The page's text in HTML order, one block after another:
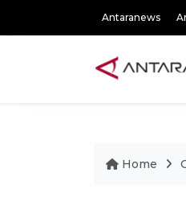
Antaranews
Home